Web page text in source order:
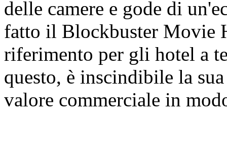
delle camere e gode di
fatto il Blockbuster Movie
riferimento per gli hotel a
questo, è inscindibile la
valore commerciale in